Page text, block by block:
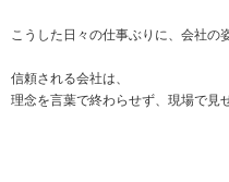
こうした日々の仕事ぶりに、会社の
信頼される会社は、
理念を言葉で終わらせず、現場で見